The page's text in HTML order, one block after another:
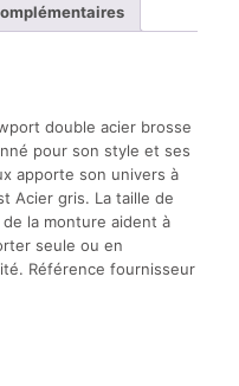
double acier brosse
pour son style et ses
apporte son univers à
Acier gris. La taille de
la monture aident à
seule ou en
Référence fournisseur